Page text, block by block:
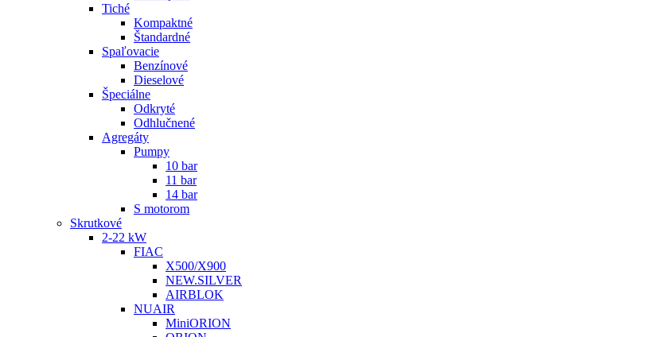
Tiché
Kompaktné
Štandardné
Spaľovacie
Benzínové
Dieselové
Špeciálne
Odkryté
Odhlučnené
Agregáty
Pumpy
10 bar
11 bar
14 bar
S motorom
Skrutkové
2-22 kW
FIAC
X500/X900
NEW.SILVER
AIRBLOK
NUAIR
MiniORION